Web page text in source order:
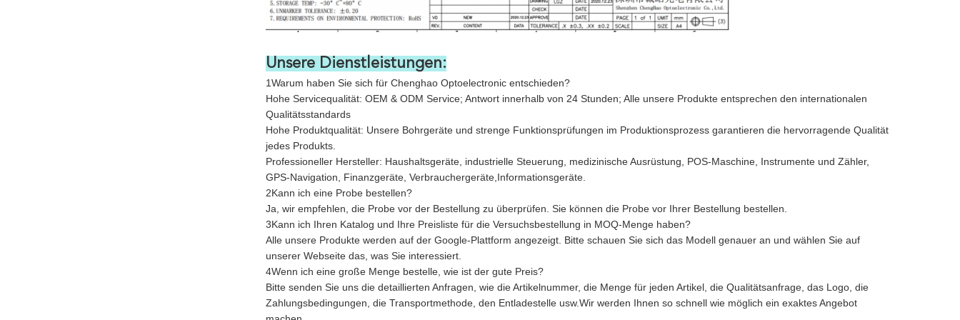
Unsere Dienstleistungen:
1Warum haben Sie sich für Chenghao Optoelectronic entschieden?
Hohe Servicequalität: OEM & ODM Service; Antwort innerhalb von 24 Stunden; Alle unsere Produkte entsprechen den internationalen
Qualitätsstandards
Hohe Produktqualität: Unsere Bohrgeräte und strenge Funktionsprüfungen im Produktionsprozess garantieren die hervorragende Qualität
jedes Produkts.
Professioneller Hersteller: Haushaltsgeräte, industrielle Steuerung, medizinische Ausrüstung, POS-Maschine, Instrumente und Zähler,
GPS-Navigation, Finanzgeräte, Verbrauchergeräte,Informationsgeräte.
2Kann ich eine Probe bestellen?
Ja, wir empfehlen, die Probe vor der Bestellung zu überprüfen. Sie können die Probe vor Ihrer Bestellung bestellen.
3Kann ich Ihren Katalog und Ihre Preisliste für die Versuchsbestellung in MOQ-Menge haben?
Alle unsere Produkte werden auf der Google-Plattform angezeigt. Bitte schauen Sie sich das Modell genauer an und wählen Sie auf
unserer Webseite das, was Sie interessiert.
4Wenn ich eine große Menge bestelle, wie ist der gute Preis?
Bitte senden Sie uns die detaillierten Anfragen, wie die Artikelnummer, die Menge für jeden Artikel, die Qualitätsanfrage, das Logo, die
Zahlungsbedingungen, die Transportmethode, den Entladestelle usw.Wir werden Ihnen so schnell wie möglich ein exaktes Angebot